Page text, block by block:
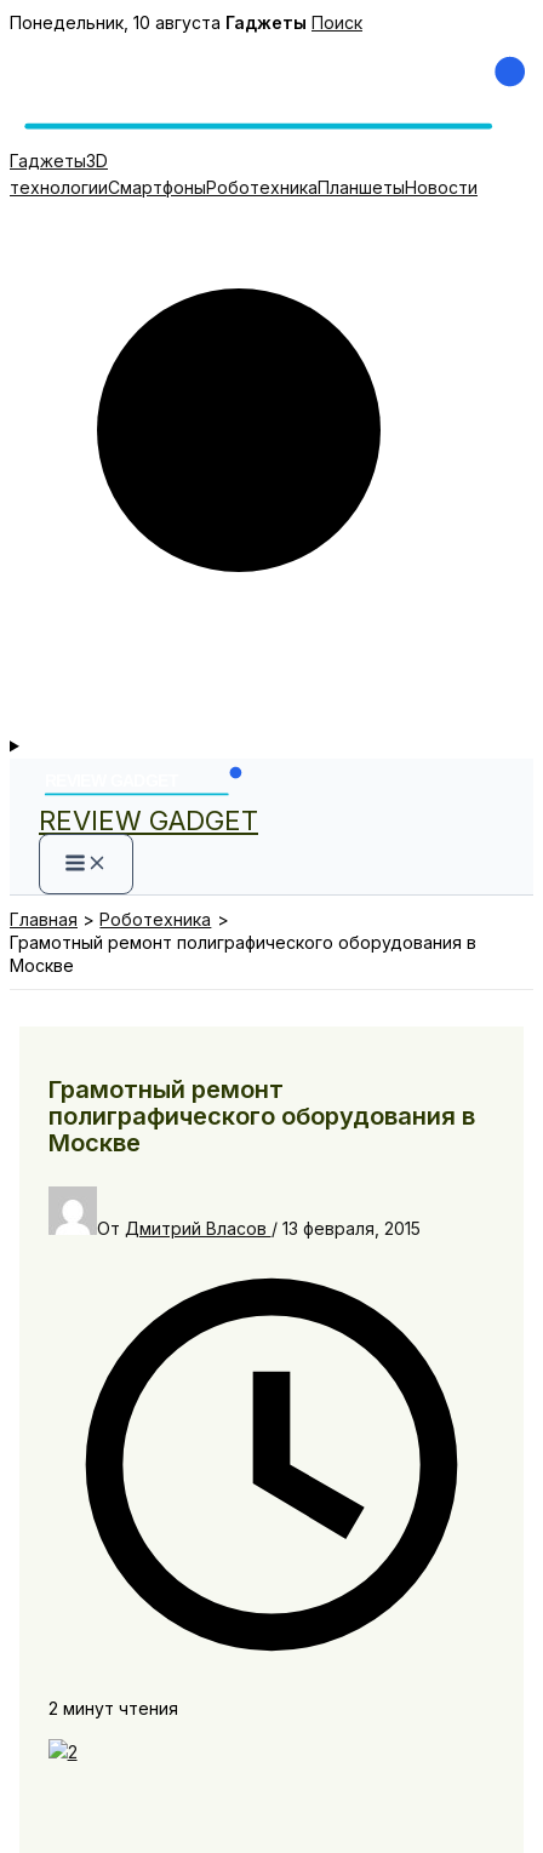
Перейти
Понедельник, 10 августа Гаджеты Поиск
Гаджеты3D
технологииСмартфоныРоботехникаПланшетыНовости
REVIEW GADGET
Главная
Роботехника
Грамотный ремонт полиграфического оборудования в
Москве
Грамотный ремонт
полиграфического оборудования в
Москве
От Дмитрий Власов / 13 февраля, 2015
2 минут чтения